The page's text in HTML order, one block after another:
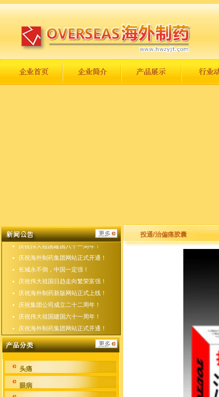
庆祝集团公司成立二十二周年！
庆祝伟大祖国建国六十一周年！
庆祝海外制药集团网站正式开通！
长城永不倒，中国一定强！
庆祝伟大祖国日趋走向繁荣富强！
庆祝海外制药新版网站正式上线！
庆祝集团公司成立二十二周年！
庆祝伟大祖国建国六十一周年！
庆祝海外制药集团网站正式开通！
头痛
眼病
投通/治偏痛胶囊